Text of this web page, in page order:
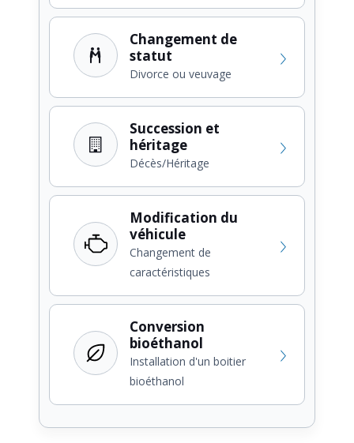
Changement de
statut
Divorce ou veuvage
Succession et
héritage
Décès/Héritage
Modification du
véhicule
Changement de
caractéristiques
Conversion
bioéthanol
Installation d'un boitier
bioéthanol